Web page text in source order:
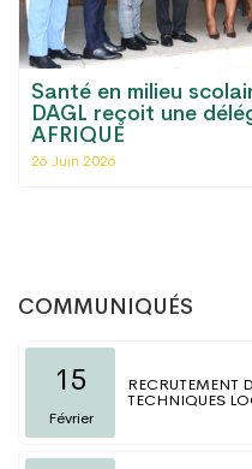
Santé en milieu
DAGL reçoit une
AFRIQUE
26 Juin 2026
COMMUNIQUÉS
15
Février
RECRUTEMENT
TECHNIQUES